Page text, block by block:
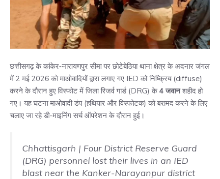
छत्तीसगढ़ के कांकेर-नारायणपुर सीमा पर छोटेबेठिया थाना क्षेत्र के अदनार जंगल
में 2 मई 2026 को माओवादियों द्वारा लगाए गए IED को निष्क्रिय (diffuse)
करने के दौरान हुए विस्फोट में जिला रिजर्व गार्ड (DRG) के4 जवानशहीद हो
गए। यह घटना माओवादी डंप (हथियार और विस्फोटक) को बरामद करने के लिए
चलाए जा रहे डी-माइनिंग सर्च ऑपरेशन के दौरान हुई।
Chhattisgarh | Four District Reserve Guard
(DRG) personnel lost their lives in an IED
blast near the Kanker-Narayanpur district